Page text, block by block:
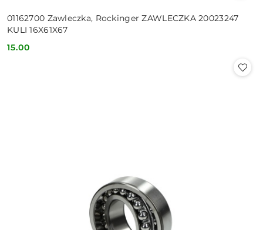
01162700 Zawleczka, Rockinger ZAWLECZKA 20023247
KULI 16X61X67
Cena:
15.00